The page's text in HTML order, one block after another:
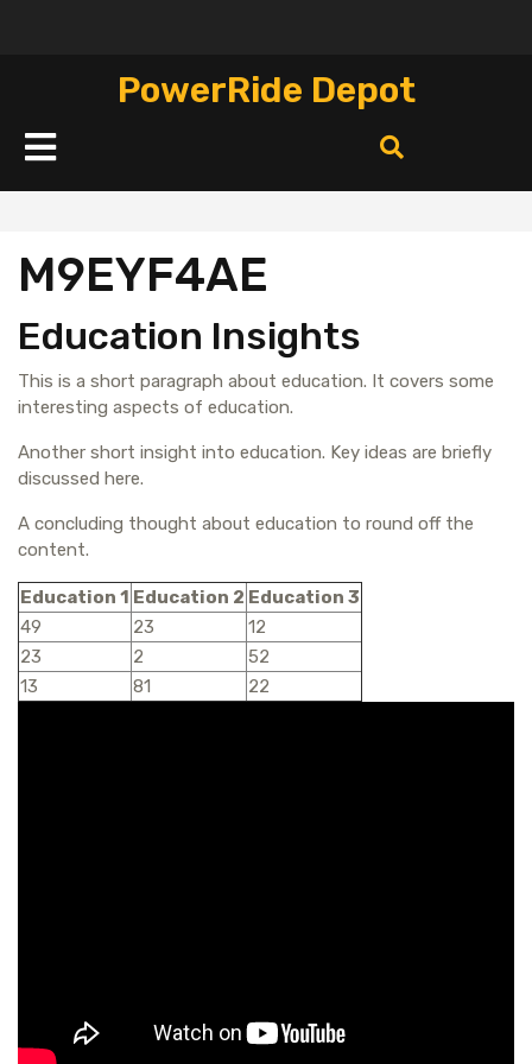
PowerRide Depot
Кнопка
Открыть
M9EYF4AE
Education Insights
This is a short paragraph about education. It covers some
interesting aspects of education.
Another short insight into education. Key ideas are briefly
discussed here.
A concluding thought about education to round off the
content.
Education 1 Education 2 Education 3
49
23
12
23
2
52
13
81 22